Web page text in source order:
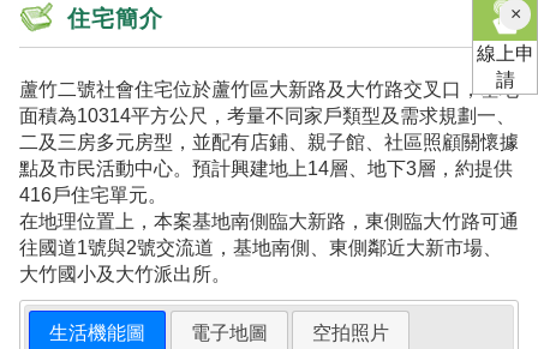
住宅簡介
蘆竹二號社會住宅位於蘆竹區大新路及大竹路交叉口，基地
面積為10314平方公尺，考量不同家戶類型及需求規劃一、
二及三房多元房型，並配有店鋪、親子館、社區照顧關懷據
點及市民活動中心。預計興建地上14層、地下3層，約提供
416戶住宅單元。
在地理位置上，本案基地南側臨大新路，東側臨大竹路可通
往國道1號與2號交流道，基地南側、東側鄰近大新市場、
大竹國小及大竹派出所。
生活機能圖 電子地圖 空拍照片
×關
閉
線上申
請